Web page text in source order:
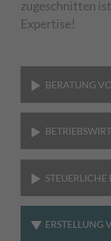
zugeschnitten
Expertise!
BERATUNG
STEUERLICHE
ERSTELLUNG